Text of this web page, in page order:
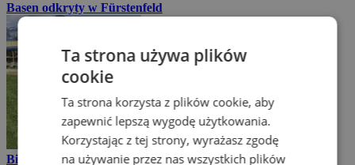
Basen odkryty w Fürstenfeld
Bikepark Semmering
Ta strona używa plików
cookie
Ta strona korzysta z plików cookie, aby
zapewnić lepszą wygodę użytkowania.
Korzystając z tej strony, wyrażasz zgodę
na używanie przez nas wszystkich plików